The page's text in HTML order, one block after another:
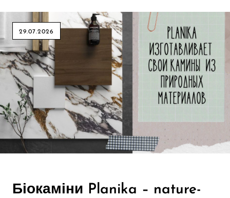
29.07.2026
Біокаміни Planika – nature-